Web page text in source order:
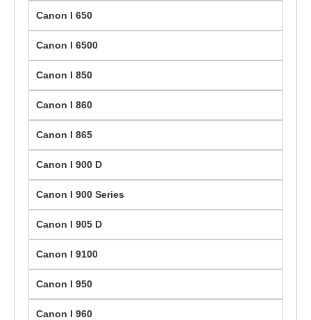
Canon I 650
Canon I 6500
Canon I 850
Canon I 860
Canon I 865
Canon I 900 D
Canon I 900 Series
Canon I 905 D
Canon I 9100
Canon I 950
Canon I 960